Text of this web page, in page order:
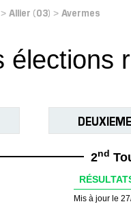
> Allier (03) > Avermes
élections
2nd
Mis à jour le